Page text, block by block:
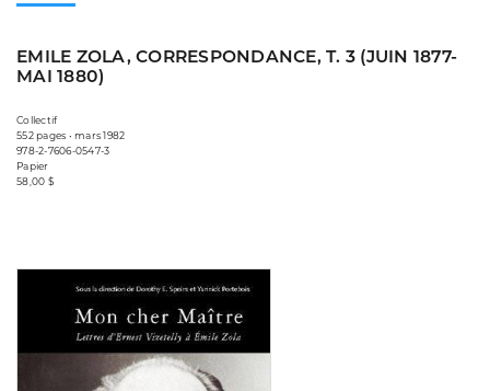
EMILE ZOLA, CORRESPONDANCE, T. 3 (JUIN 1877-
MAI 1880)
Collectif
552 pages • mars 1982
978-2-7606-0547-3
Papier
58,00 $